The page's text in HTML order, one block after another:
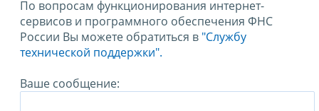
По вопросам функционирования интернет-
сервисов и программного обеспечения ФНС
России Вы можете обратиться в "Службу
технической поддержки".
Ваше сообщение: